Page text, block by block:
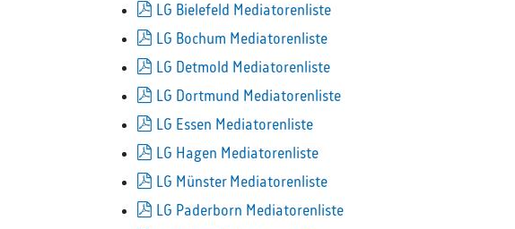
pdf
LG Bielefeld Mediatorenliste
pdf
LG Bochum Mediatorenliste
pdf
LG Detmold Mediatorenliste
pdf
LG Dortmund Mediatorenliste
pdf
LG Essen Mediatorenliste
pdf
LG Hagen Mediatorenliste
pdf
LG Münster Mediatorenliste
pdf
LG Paderborn Mediatorenliste